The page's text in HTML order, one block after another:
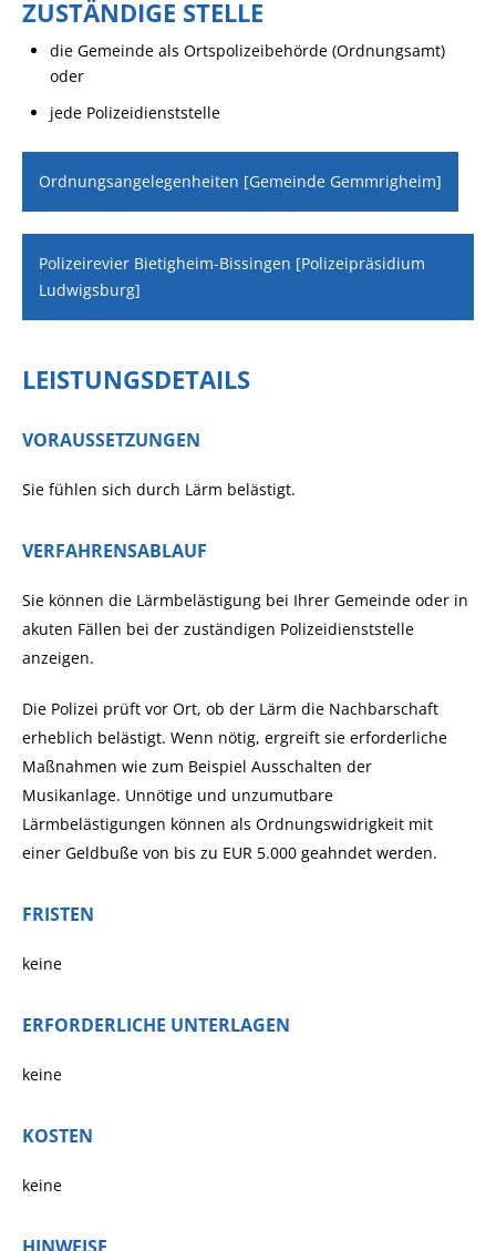
ZUSTÄNDIGE STELLE
die Gemeinde als Ortspolizeibehörde (Ordnungsamt)
oder
jede Polizeidienststelle
Ordnungsangelegenheiten [Gemeinde Gemmrigheim]
Polizeirevier Bietigheim-Bissingen [Polizeipräsidium
Ludwigsburg]
LEISTUNGSDETAILS
VORAUSSETZUNGEN
Sie fühlen sich durch Lärm belästigt.
VERFAHRENSABLAUF
Sie können die Lärmbelästigung bei Ihrer Gemeinde oder in
akuten Fällen bei der zuständigen Polizeidienststelle
anzeigen.
Die Polizei prüft vor Ort, ob der Lärm die Nachbarschaft
erheblich belästigt. Wenn nötig, ergreift sie erforderliche
Maßnahmen wie zum Beispiel Ausschalten der
Musikanlage. Unnötige und unzumutbare
Lärmbelästigungen können als Ordnungswidrigkeit mit
einer Geldbuße von bis zu EUR 5.000 geahndet werden.
FRISTEN
keine
ERFORDERLICHE UNTERLAGEN
keine
KOSTEN
keine